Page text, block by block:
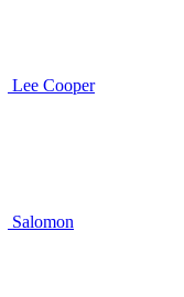
Lee Cooper
Salomon